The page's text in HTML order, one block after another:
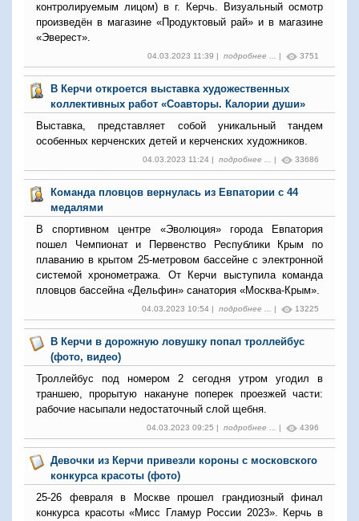
контролируемым лицом) в г. Керчь. Визуальный осмотр
произведён в магазине «Продуктовый рай» и в магазине
«Эверест».
04.03.2023 11:39 | подробнее ... | 3751
В Керчи откроется выставка художественных
коллективных работ «Соавторы. Калории души»
Выставка, представляет собой уникальный тандем
особенных керченских детей и керченских художников.
04.03.2023 11:24 | подробнее ... | 33686
Команда пловцов вернулась из Евпатории с 44
медалями
В спортивном центре «Эволюция» города Евпатория
пошел Чемпионат и Первенство Республики Крым по
плаванию в крытом 25-метровом бассейне с электронной
системой хронометража. От Керчи выступила команда
пловцов бассейна «Дельфин» санатория «Москва-Крым».
04.03.2023 10:54 | подробнее ... | 13225
В Керчи в дорожную ловушку попал троллейбус
(фото, видео)
Троллейбус под номером 2 сегодня утром угодил в
траншею, прорытую накануне поперек проезжей части:
рабочие насыпали недостаточный слой щебня.
04.03.2023 09:25 | подробнее ... | 4396
Девочки из Керчи привезли короны с московского
конкурса красоты (фото)
25-26 февраля в Москве прошел грандиозный финал
конкурса красоты «Мисс Гламур России 2023». Керчь в